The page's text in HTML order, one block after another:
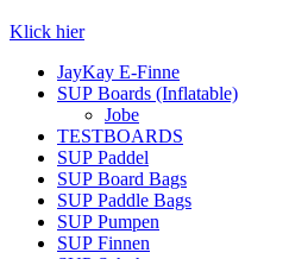
Klick hier
JayKay E-Finne
SUP Boards (Inflatable)
Jobe
TESTBOARDS
SUP Paddel
SUP Board Bags
SUP Paddle Bags
SUP Pumpen
SUP Finnen